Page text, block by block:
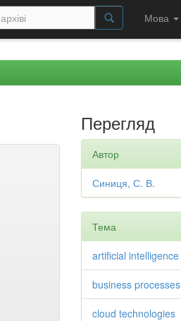
Мова
Перегляд
Автор
Синиця, С. В.
Тема
artificial intelligence
business processes
cloud technologies